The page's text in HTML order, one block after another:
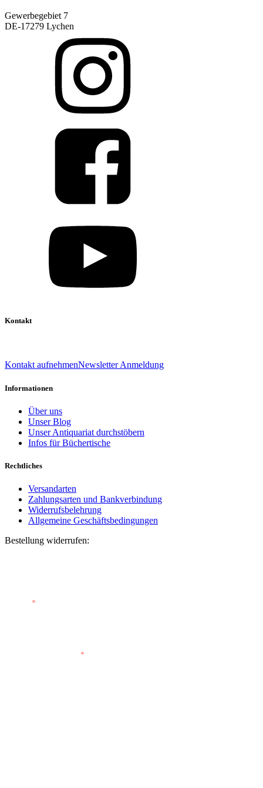
Gewerbegebiet 7
DE-17279 Lychen
Kontakt
Kontakt aufnehmenNewsletter Anmeldung
Informationen
Über uns
Unser Blog
Unser Antiquariat durchstöbern
Infos für Büchertische
Rechtliches
Versandarten
Zahlungsarten und Bankverbindung
Widerrufsbelehrung
Allgemeine Geschäftsbedingungen
Bestellung widerrufen:
*
*